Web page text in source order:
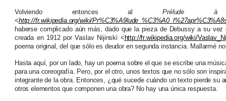
Volviendo entonces alPrélude à
<http://fr.wikipedia.org/wiki/
haberse complicado aún más, dado que la pieza de Debussy a su
creada en 1912 por Vaslav Nijinski < http://fr.wikipedia.org/wiki/
poema original, del que sólo es deudor en segunda instancia. Mallarmé
Hasta aquí, por un lado, hay un poema sobre el que se escribe una
para una coreografía. Pero, por el otro, unos textos que no sólo son
integrante de la obra. Entonces, ¿qué sucede cuándo un texto pierde su
otros elementos que componen una obra? No hay una única respuesta.